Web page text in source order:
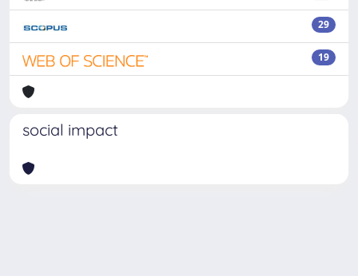
29
19
social impact